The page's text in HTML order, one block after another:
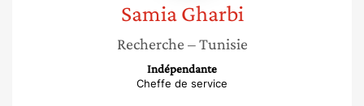
Samia Gharbi
Recherche – Tunisie
Indépendante
Cheffe de service